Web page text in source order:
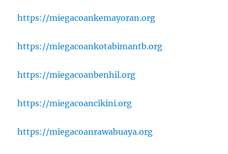
https://miegacoankemayoran.org
https://miegacoankotabimantb.org
https://miegacoanbenhil.org
https://miegacoancikini.org
https://miegacoanrawabuaya.org